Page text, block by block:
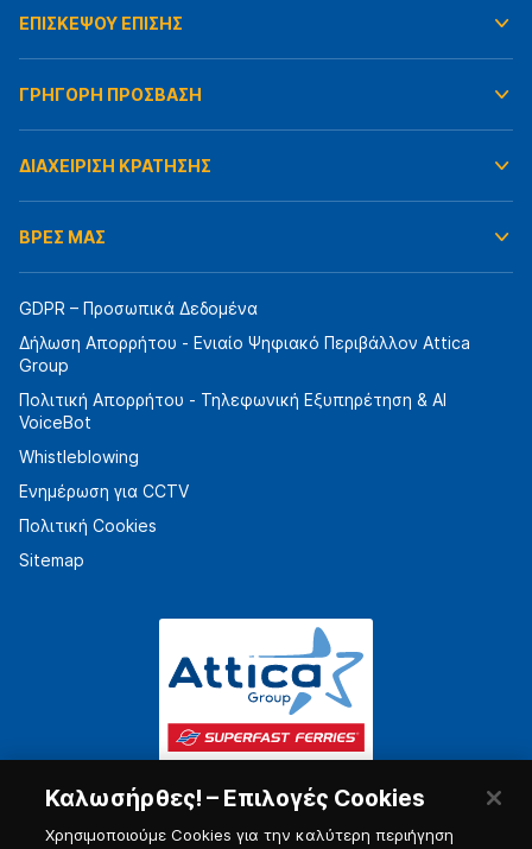
ΕΠΙΣΚΕΨΟΥ ΕΠΙΣΗΣ
ΓΡΗΓΟΡΗ ΠΡΟΣΒΑΣΗ
ΔΙΑΧΕΙΡΙΣΗ ΚΡΑΤΗΣΗΣ
ΒΡΕΣ ΜΑΣ
GDPR – Προσωπικά Δεδομένα
Δήλωση Απορρήτου - Ενιαίο Ψηφιακό Περιβάλλον Attica
Group
Πολιτική Απορρήτου - Τηλεφωνική Εξυπηρέτηση & AI
VoiceBot
Whistleblowing
Ενημέρωση για CCTV
Πολιτική Cookies
Sitemap
Καλωσήρθες! – Επιλογές Cookies
Χρησιμοποιούμε Cookies για την καλύτερη περιήγηση